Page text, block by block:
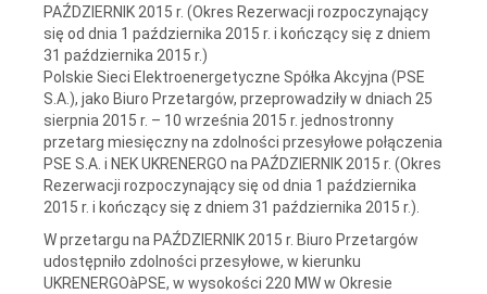
PAŹDZIERNIK 2015 r. (Okres Rezerwacji rozpoczynający
się od dnia 1 października 2015 r. i kończący się z dniem
31 października 2015 r.)
Polskie Sieci Elektroenergetyczne Spółka Akcyjna (PSE
S.A.), jako Biuro Przetargów, przeprowadziły w dniach 25
sierpnia 2015 r. – 10 września 2015 r. jednostronny
przetarg miesięczny na zdolności przesyłowe połączenia
PSE S.A. i NEK UKRENERGO na PAŹDZIERNIK 2015 r. (Okres
Rezerwacji rozpoczynający się od dnia 1 października
2015 r. i kończący się z dniem 31 października 2015 r.).
W przetargu na PAŹDZIERNIK 2015 r. Biuro Przetargów
udostępniło zdolności przesyłowe, w kierunku
UKRENERGOàPSE, w wysokości 220 MW w Okresie